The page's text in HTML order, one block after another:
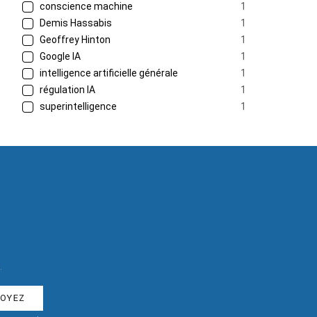
conscience machine
1
Demis Hassabis
1
Geoffrey Hinton
1
Google IA
1
intelligence artificielle générale
1
régulation IA
1
superintelligence
1